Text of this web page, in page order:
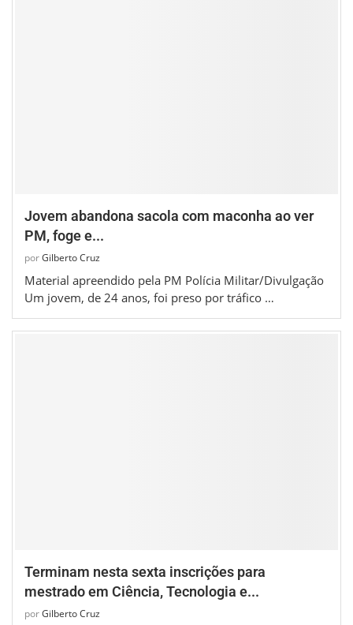
Jovem abandona sacola com maconha ao ver
PM, foge e...
porGilberto Cruz
Material apreendido pela PM Polícia Militar/Divulgação
Um jovem, de 24 anos, foi preso por tráfico …
Terminam nesta sexta inscrições para
mestrado em Ciência, Tecnologia e...
porGilberto Cruz